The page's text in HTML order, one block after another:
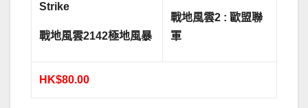
Strike
戰地風雲2142極地風暴
戰地風雲2 : 歐盟聯
軍
HK$80.00